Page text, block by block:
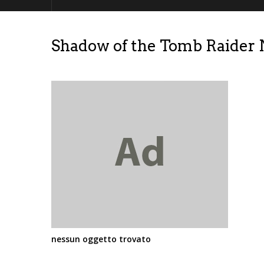
Shadow of the Tomb Raider
nessun oggetto trovato